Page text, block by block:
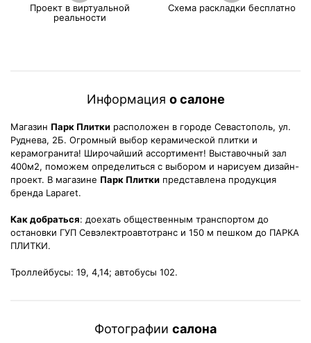
Проект в виртуальной
реальности
Схема раскладки бесплатно
Информация о салоне
Магазин Парк Плитки расположен в городе Севастополь, ул.
Руднева, 2Б. Огромный выбор керамической плитки и
керамогранита! Широчайший ассортимент! Выставочный зал
400м2, поможем определиться с выбором и нарисуем дизайн-
проект. В магазине Парк Плитки представлена продукция
бренда Laparet.
Как добраться: доехать общественным транспортом до
остановки ГУП Севэлектроавтотранс и 150 м пешком до ПАРКА
ПЛИТКИ.
Троллейбусы: 19, 4,14; автобусы 102.
Фотографии салона